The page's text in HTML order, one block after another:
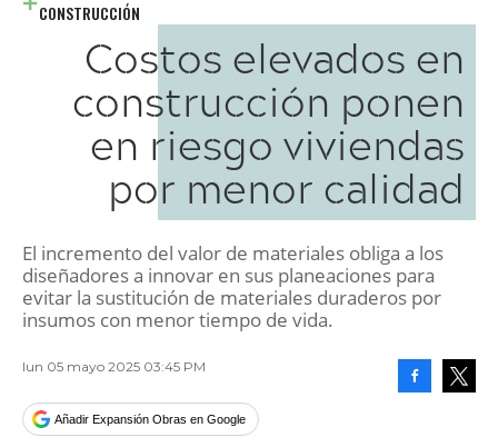
CONSTRUCCIÓN
Costos elevados en
construcción ponen
en riesgo viviendas
por menor calidad
El incremento del valor de materiales obliga a los
diseñadores a innovar en sus planeaciones para
evitar la sustitución de materiales duraderos por
insumos con menor tiempo de vida.
lun 05 mayo 2025 03:45 PM
Añadir Expansión Obras en Google